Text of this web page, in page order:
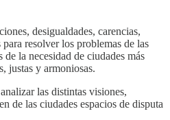
desigualdades, carencias,
resolver los problemas de las
de la necesidad de ciudades más
justas y armoniosas.
las distintas visiones,
de las ciudades espacios de disputa